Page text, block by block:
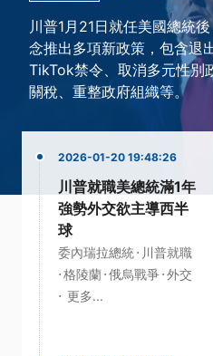
川普1月21日就任美國總統
念推出多項新政策，包含退
TikTok禁令、取消多元性別
關稅、重整政府組織等。
2026-01-20 19:48:26
川普就職美總統滿1年
強勢外交欲主導西半
球
委內瑞拉總統· 川普就職
·格陵蘭·俄烏戰爭·外交
· 更多...